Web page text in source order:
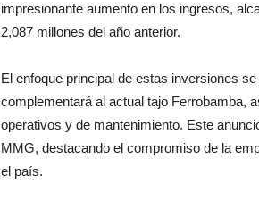
impresionante aumento en los ingresos,
2,087 millones del año anterior.
El enfoque principal de estas inversiones
complementará al actual tajo Ferrobamba,
operativos y de mantenimiento. Este
MMG, destacando el compromiso de la
el país.